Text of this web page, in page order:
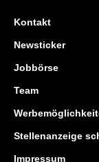
Kontakt
Newsticker
Jobbörse
Team
Stellenanzeige
Impressum